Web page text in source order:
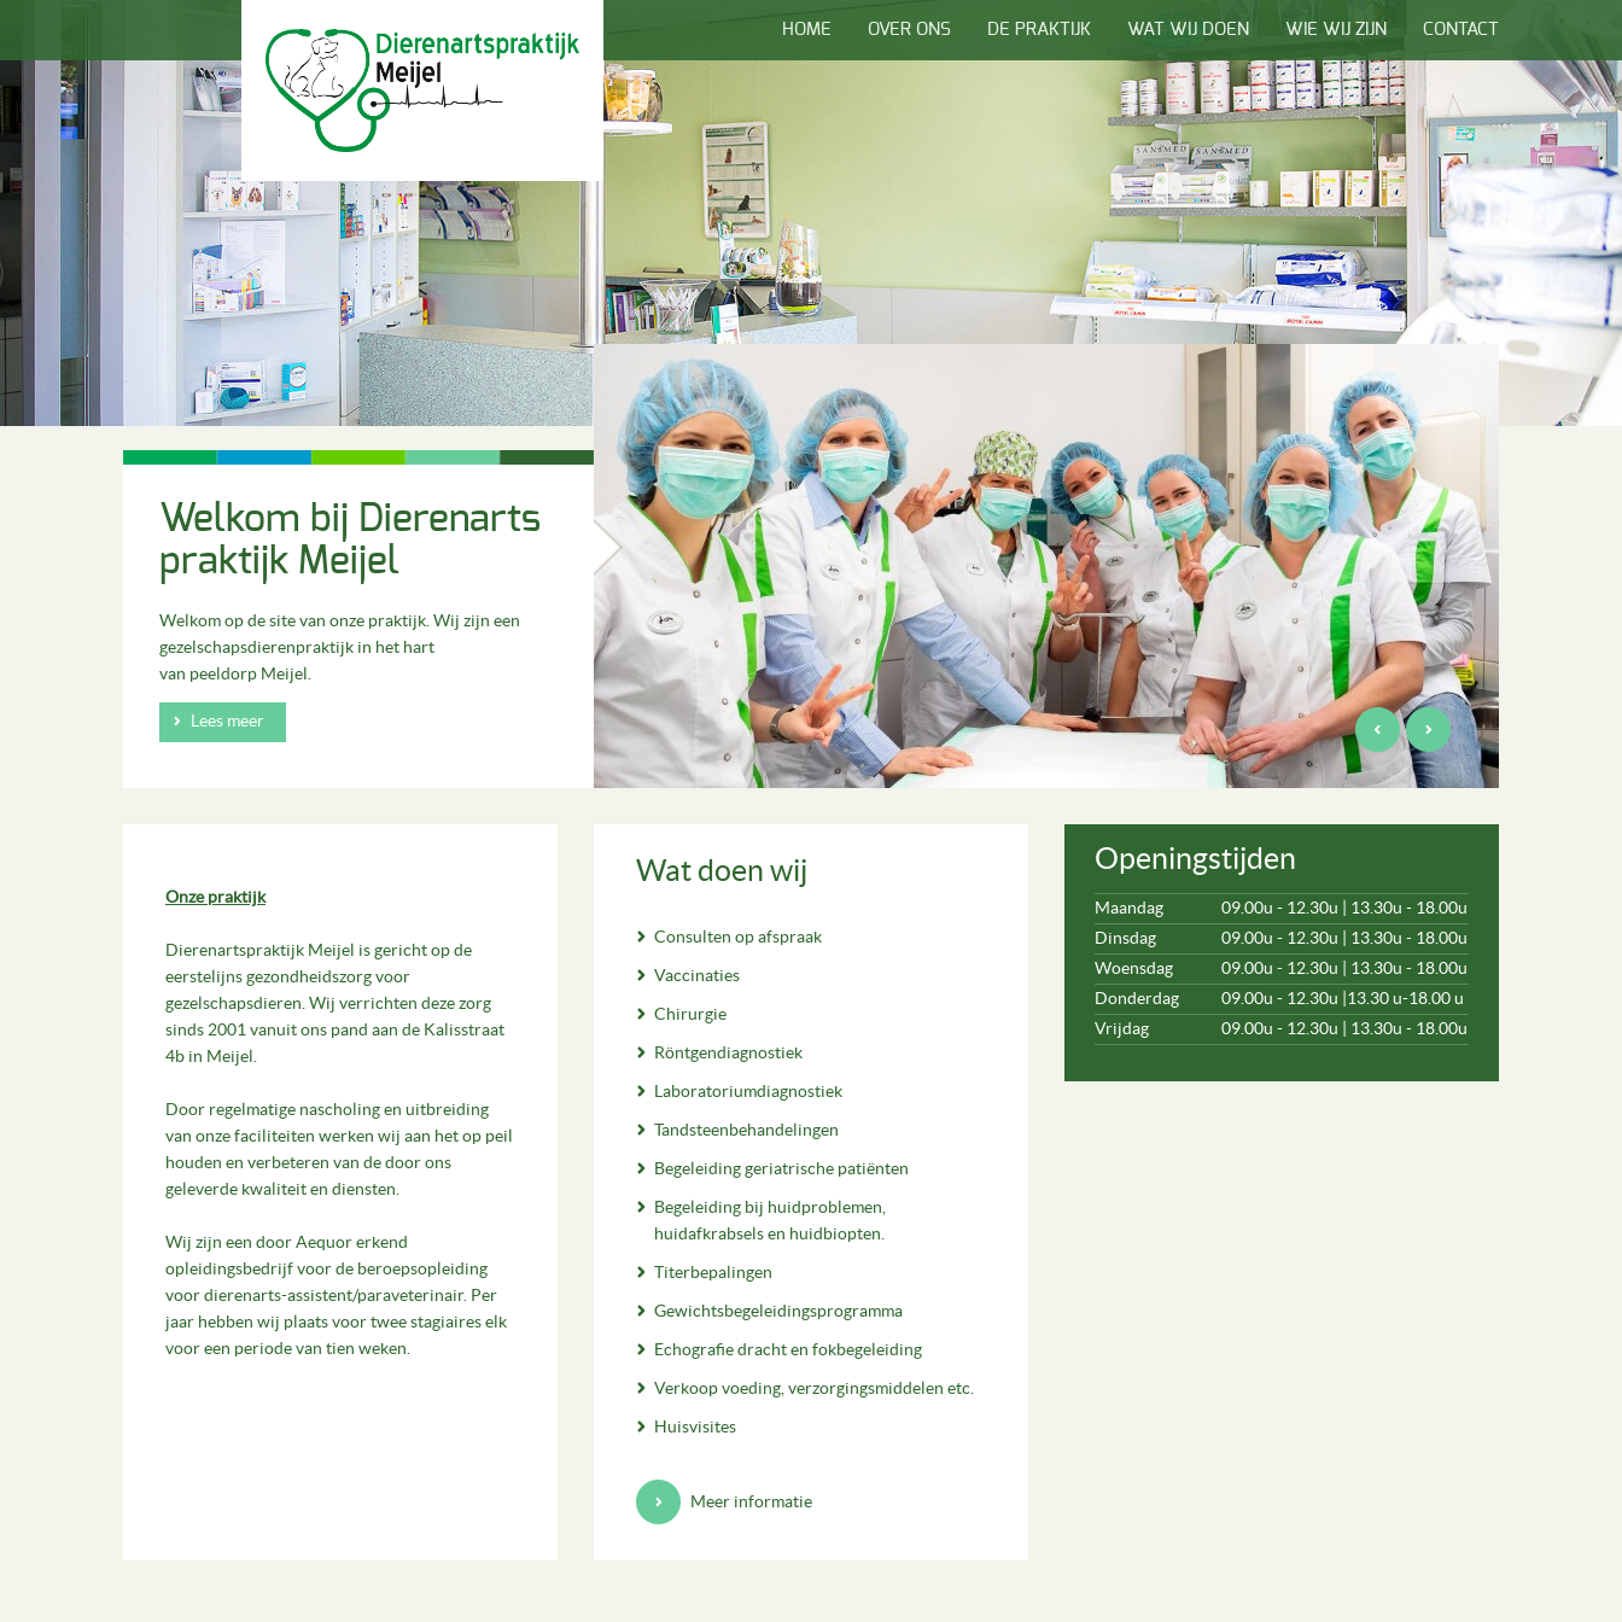
HOME OVER ONS DE PRAKTIJK WAT WIJ DOEN WIE WIJ ZIJN CONTACT
Welkom bij Dierenarts
praktijk Meijel
Welkom op de site van onze praktijk. Wij zijn een
gezelschapsdierenpraktijk in het hart
van peeldorp Meijel.
Lees meer
Onze praktijk
Dierenartspraktijk Meijel is gericht op de
eerstelijns gezondheidszorg voor
gezelschapsdieren. Wij verrichten deze zorg
sinds 2001 vanuit ons pand aan de Kalisstraat
4b in Meijel.
Door regelmatige nascholing en uitbreiding
van onze faciliteiten werken wij aan het op peil
houden en verbeteren van de door ons
geleverde kwaliteit en diensten.
Wij zijn een door Aequor erkend
opleidingsbedrijf voor de beroepsopleiding
voor dierenarts-assistent/paraveterinair. Per
jaar hebben wij plaats voor twee stagiaires elk
voor een periode van tien weken.
Wat doen wij
Consulten op afspraak
Vaccinaties
Chirurgie
Röntgendiagnostiek
Laboratoriumdiagnostiek
Tandsteenbehandelingen
Begeleiding geriatrische patiënten
Begeleiding bij huidproblemen,
huidafkrabsels en huidbiopten.
Titerbepalingen
Gewichtsbegeleidingsprogramma
Echografie dracht en fokbegeleiding
Verkoop voeding, verzorgingsmiddelen etc.
Huisvisites
Meer informatie
Openingstijden
Maandag
09.00u - 12.30u | 13.30u - 18.00u
Dinsdag
09.00u - 12.30u | 13.30u - 18.00u
Woensdag
09.00u - 12.30u | 13.30u - 18.00u
Donderdag
09.00u - 12.30u |13.30 u-18.00 u
Vrijdag
09.00u - 12.30u | 13.30u - 18.00u